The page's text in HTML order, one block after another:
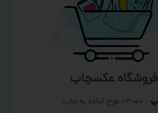
فروشگاه عکسچاپ
۳۰۰۰+ طرح آماده به چاپ